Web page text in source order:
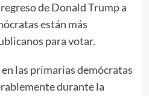
de Donald Trump a
están más
para votar.
las primarias demócratas
durante la